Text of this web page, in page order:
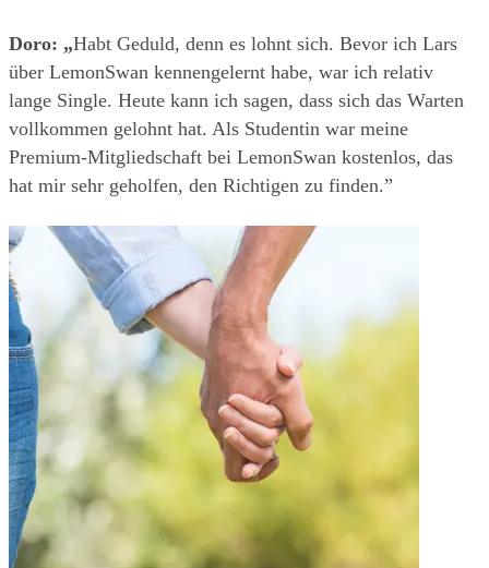
Doro: „Habt Geduld, denn es lohnt sich. Bevor ich Lars
über LemonSwan kennengelernt habe, war ich relativ
lange Single. Heute kann ich sagen, dass sich das Warten
vollkommen gelohnt hat. Als Studentin war meine
Premium-Mitgliedschaft bei LemonSwan kostenlos, das
hat mir sehr geholfen, den Richtigen zu finden.”